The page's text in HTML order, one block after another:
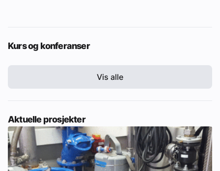
Kurs og konferanser
Vis alle
Aktuelle prosjekter